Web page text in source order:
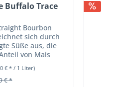
Buffalo Trace
Bourbon
sich durch
Süße aus, die
von Mais
Nach einer
Reifung
Fässern
€ * / 1 Liter)
€ *